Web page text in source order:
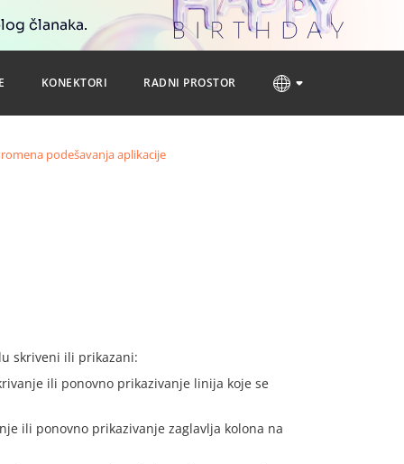
članaka.
KONEKTORI RADNI PROSTOR
podešavanja aplikacije
skriveni ili prikazani:
ili ponovno prikazivanje linija koje se
ili ponovno prikazivanje zaglavlja kolona na